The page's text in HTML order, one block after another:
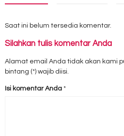
Saat ini belum tersedia komentar.
Silahkan tulis komentar Anda
Alamat email Anda tidak akan kami
bintang (*) wajib diisi.
Isi komentar Anda *